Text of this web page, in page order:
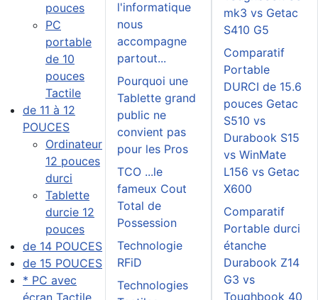
pouces
PC
portable
de 10
pouces
Tactile
de 11 à 12
POUCES
Ordinateur
12 pouces
durci
Tablette
durcie 12
pouces
de 14 POUCES
de 15 POUCES
* PC avec
écran Tactile
l'informatique
nous
accompagne
partout...
Pourquoi une
Tablette grand
public ne
convient pas
pour les Pros
TCO ...le
fameux Cout
Total de
Possession
Technologie
RFiD
Technologies
mk3 vs Getac
S410 G5
Comparatif
Portable
DURCI de 15.6
pouces Getac
S510 vs
Durabook S15
vs WinMate
L156 vs Getac
X600
Comparatif
Portable durci
étanche
Durabook Z14
G3 vs
Toughbook 40